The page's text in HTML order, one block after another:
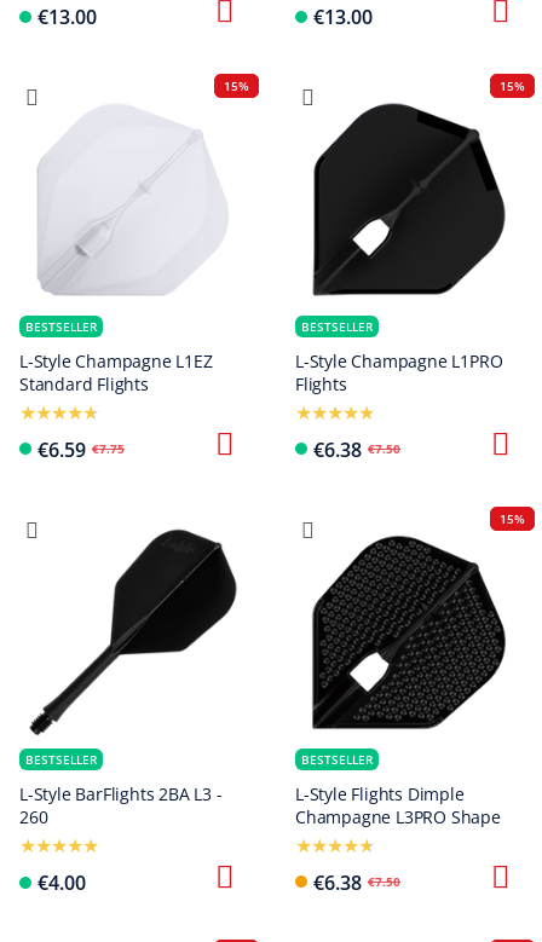
€13.00 €13.00
15%
BESTSELLER
L-Style Champagne L1EZ
Standard Flights
€6.59 €7.75
15%
BESTSELLER
L-Style Champagne L1PRO
Flights
€6.38 €7.50
BESTSELLER
L-Style BarFlights 2BA L3 -
260
€4.00
15%
BESTSELLER
L-Style Flights Dimple
Champagne L3PRO Shape
€6.38 €7.50